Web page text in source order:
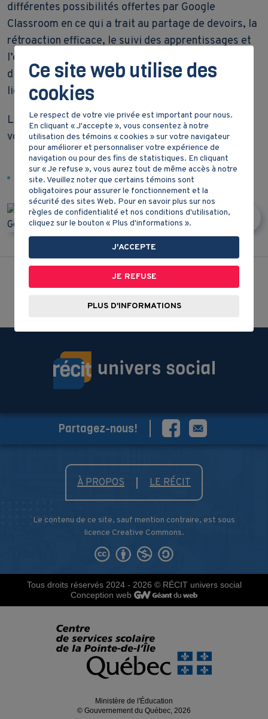
différentes possibilités offertes par Google
Classroom en ce qui a trait au partage de devoirs, la
rétroaction efficace, le suivi des apprentissages et
l’évaluation. Vous pourrez ainsi utiliser les
différentes ressources du RÉCITUS en classe et en
ligne.
Les webinaires sont terminés, mais vous pourrez
voir le résumé dans la vidéo ci-dessous.
Diaporama du webinaire
À PROPOS LE RÉCIT
Le contenu de ce site, sauf mention contraire, est sous
licence Creative Commons.
Partagez-nous!
Tous droits réservés 2024 - 2026 © RÉCIT univers social
Conception web
Ministère de l'Éducation
© Gouvernement du Québec, 2026
Ce site web utilise des
cookies
Le respect de votre vie privée est important pour nous.
En cliquant « J'accepte », vous consentez à notre
utilisation des témoins « cookies » sur votre navigateur
pour améliorer et personnaliser votre expérience de
navigation ou pour des fins de statistiques. En cliquant
sur « Je refuse », vous aurez tout de même accès à notre
site. Veuillez noter que certains témoins sont
obligatoires pour assurer le fonctionnement et la
sécurité des sites Web. Pour en savoir plus sur nos
règles de confidentialité et nos conditions d'utilisation,
cliquez sur le bouton « Plus d'informations ».
J'ACCEPTE
JE REFUSE
PLUS D'INFORMATIONS